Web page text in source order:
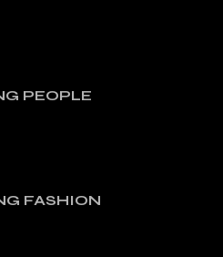
PEOPLE
FASHION